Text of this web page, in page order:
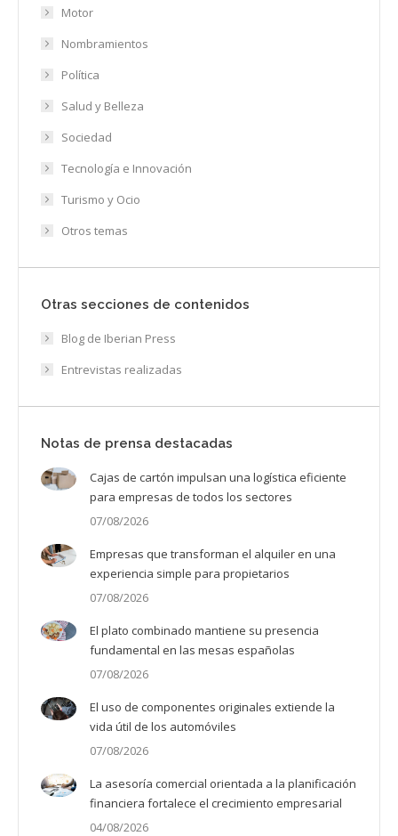
Motor
Nombramientos
Política
Salud y Belleza
Sociedad
Tecnología e Innovación
Turismo y Ocio
Otros temas
Otras secciones de contenidos
Blog de Iberian Press
Entrevistas realizadas
Notas de prensa destacadas
Cajas de cartón impulsan una logística eficiente
para empresas de todos los sectores
07/08/2026
Empresas que transforman el alquiler en una
experiencia simple para propietarios
07/08/2026
El plato combinado mantiene su presencia
fundamental en las mesas españolas
07/08/2026
El uso de componentes originales extiende la
vida útil de los automóviles
07/08/2026
La asesoría comercial orientada a la planificación
financiera fortalece el crecimiento empresarial
04/08/2026